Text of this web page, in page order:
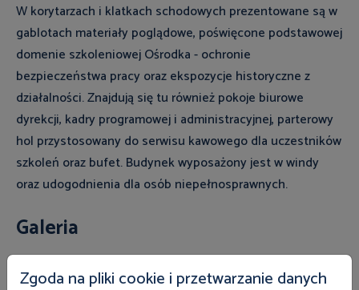
W korytarzach i klatkach schodowych prezentowane są w
gablotach materiały poglądowe, poświęcone podstawowej
domenie szkoleniowej Ośrodka - ochronie
bezpieczeństwa pracy oraz ekspozycje historyczne z
działalności. Znajdują się tu również pokoje biurowe
dyrekcji, kadry programowej i administracyjnej, parterowy
hol przystosowany do serwisu kawowego dla uczestników
szkoleń oraz bufet. Budynek wyposażony jest w windy
oraz udogodnienia dla osób niepełnosprawnych.
Galeria
Zgoda na pliki cookie i przetwarzanie danych